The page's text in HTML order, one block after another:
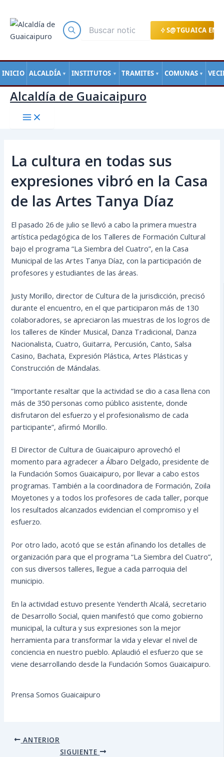
S@TGUAICA EN
INICIO ALCALDÍA ▼ INSTITUTOS ▼ TRAMITES ▼ COMUNAS ▼
contenido
Alcaldía de Guaicaipuro
La cultura en todas sus
expresiones vibró en la Casa
de las Artes Tanya Díaz
El pasado 26 de julio se llevó a cabo la primera muestra
artística pedagógica de los Talleres de Formación Cultural
bajo el programa “La Siembra del Cuatro”, en la Casa
Municipal de las Artes Tanya Díaz, con la participación de
profesores y estudiantes de las áreas.
Justy Morillo, director de Cultura de la jurisdicción, precisó
durante el encuentro, en el que participaron más de 130
colaboradores, se apreciaron las muestras de los logros de
los talleres de Kínder Musical, Danza Tradicional, Danza
Nacionalista, Cuatro, Guitarra, Percusión, Canto, Salsa
Casino, Bachata, Expresión Plástica, Artes Plásticas y
Construcción de Mándalas.
“Importante resaltar que la actividad se dio a casa llena con
más de 350 personas como público asistente, donde
disfrutaron del esfuerzo y el profesionalismo de cada
participante”, afirmó Morillo.
El Director de Cultura de Guaicaipuro aprovechó el
momento para agradecer a Álbaro Delgado, presidente de
la Fundación Somos Guaicaipuro, por llevar a cabo estos
programas. También a la coordinadora de Formación, Zoila
Moyetones y a todos los profesores de cada taller, porque
los resultados alcanzados evidencian el compromiso y el
esfuerzo.
Por otro lado, acotó que se están afinando los detalles de
organización para que el programa “La Siembra del Cuatro”,
con sus diversos talleres, llegue a cada parroquia del
municipio.
En la actividad estuvo presente Yenderth Alcalá, secretario
de Desarrollo Social, quien manifestó que como gobierno
municipal, la cultura y sus expresiones son la mejor
herramienta para transformar la vida y elevar el nivel de
conciencia en nuestro pueblo. Aplaudió el esfuerzo que se
viene desarrollando desde la Fundación Somos Guaicaipuro.
Prensa Somos Guaicaipuro
de
entradas
ANTERIOR
SIGUIENTE